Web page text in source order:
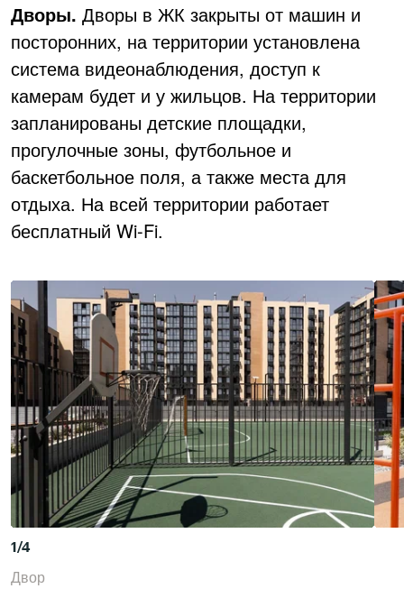
Дворы. Дворы в ЖК закрыты от машин и
посторонних, на территории установлена
система видеонаблюдения, доступ к
камерам будет и у жильцов. На территории
запланированы детские площадки,
прогулочные зоны, футбольное и
баскетбольное поля, а также места для
отдыха. На всей территории работает
бесплатный Wi-Fi.
1/4
Двор